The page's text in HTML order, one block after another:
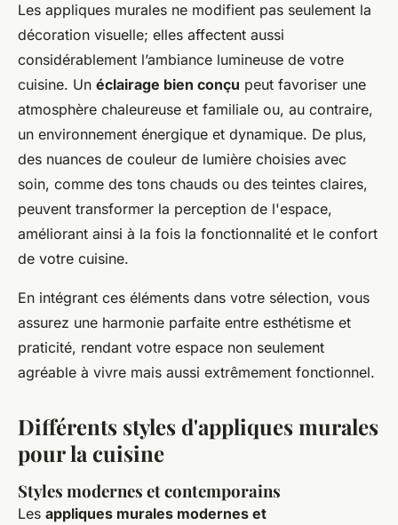
Les appliques murales ne modifient pas seulement la
décoration visuelle; elles affectent aussi
considérablement l’ambiance lumineuse de votre
cuisine. Un éclairage bien conçu peut favoriser une
atmosphère chaleureuse et familiale ou, au contraire,
un environnement énergique et dynamique. De plus,
des nuances de couleur de lumière choisies avec
soin, comme des tons chauds ou des teintes claires,
peuvent transformer la perception de l'espace,
améliorant ainsi à la fois la fonctionnalité et le confort
de votre cuisine.
En intégrant ces éléments dans votre sélection, vous
assurez une harmonie parfaite entre esthétisme et
praticité, rendant votre espace non seulement
agréable à vivre mais aussi extrêmement fonctionnel.
Différents styles d'appliques murales
pour la cuisine
Styles modernes et contemporains
Les appliques murales modernes et